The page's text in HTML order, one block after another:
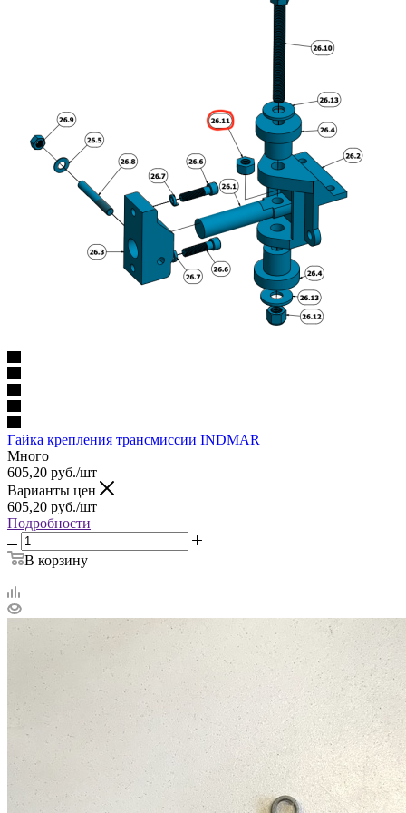
Гайка крепления трансмиссии INDMAR
Много
605,20 руб./шт
Варианты цен
605,20 руб./шт
Подробности
В корзину